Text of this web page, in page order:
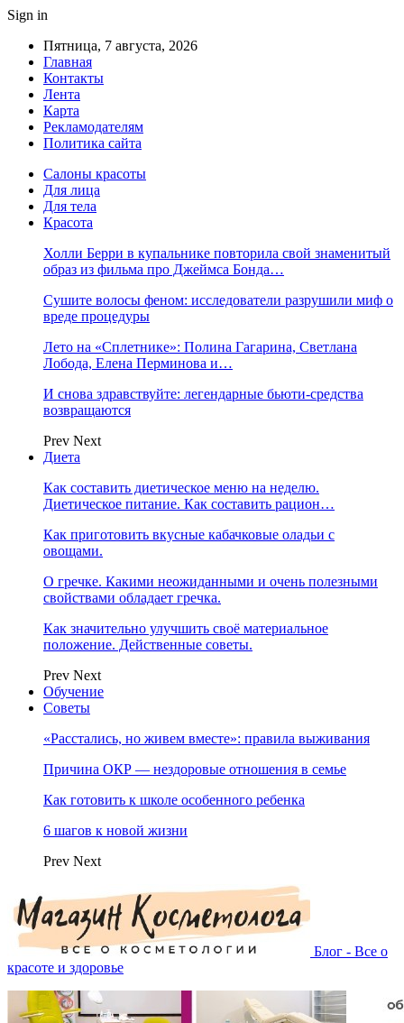
Sign in
Пятница, 7 августа, 2026
Главная
Контакты
Лента
Карта
Рекламодателям
Политика сайта
Салоны красоты
Для лица
Для тела
Красота
Холли Берри в купальнике повторила свой знаменитый
образ из фильма про Джеймса Бонда…
Сушите волосы феном: исследователи разрушили миф о
вреде процедуры
Лето на «Сплетнике»: Полина Гагарина, Светлана
Лобода, Елена Перминова и…
И снова здравствуйте: легендарные бьюти-средства
возвращаются
Prev Next
Диета
Как составить диетическое меню на неделю.
Диетическое питание. Как составить рацион…
Как приготовить вкусные кабачковые оладьи с
овощами.
О гречке. Какими неожиданными и очень полезными
свойствами обладает гречка.
Как значительно улучшить своё материальное
положение. Действенные советы.
Prev Next
Обучение
Советы
«Расстались, но живем вместе»: правила выживания
Причина ОКР — нездоровые отношения в семье
Как готовить к школе особенного ребенка
6 шагов к новой жизни
Prev Next
Блог - Все о
красоте и здоровье